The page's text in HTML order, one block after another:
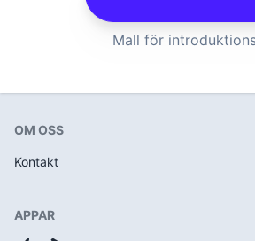
Mall för
OM OSS
Kontakt
APPAR